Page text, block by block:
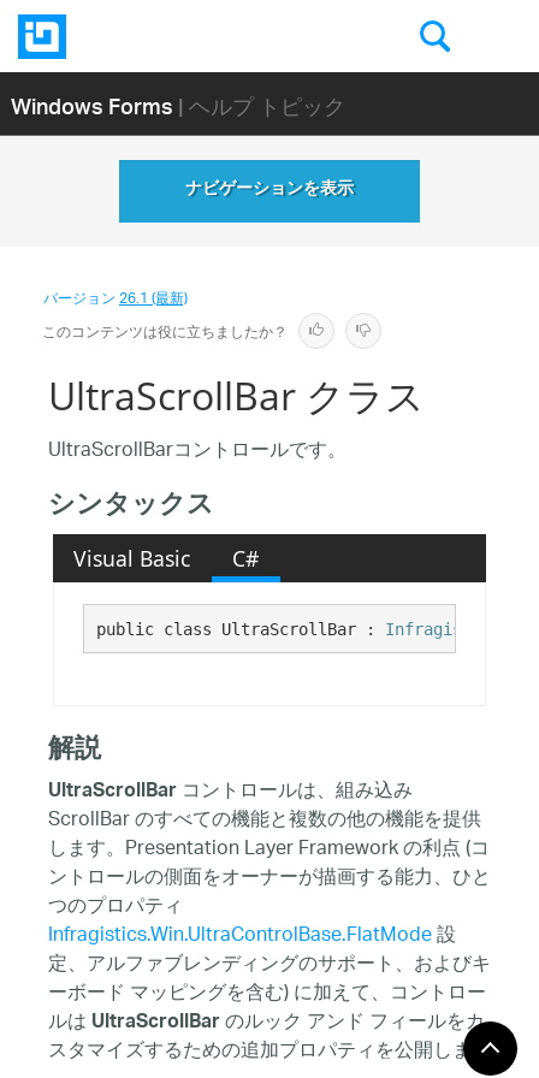
Windows Forms| ヘルプ トピック
ナビゲーションを表示
バージョン26.1 (最新)
このコンテンツは役に立ちましたか？
UltraScrollBar クラス
UltraScrollBarコントロールです。
シンタックス
Visual Basic C#
public class UltraScrollBar :
解説
UltraScrollBarコントロールは、組み込み
ScrollBar のすべての機能と複数の他の機能を提供
します。Presentation Layer Framework の利点 (コ
ントロールの側面をオーナーが描画する能力、ひと
つのプロパティ
Infragistics.Win.UltraControlBase.FlatMode設
定、アルファブレンディングのサポート、およびキ
ーボード マッピングを含む) に加えて、コントロー
ルはUltraScrollBarのルック アンド フィールをカ
スタマイズするための追加プロパティを公開しま